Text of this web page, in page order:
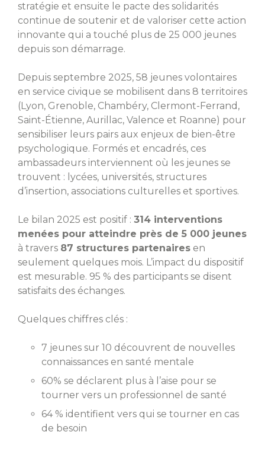
stratégie et ensuite le pacte des solidarités
continue de soutenir et de valoriser cette action
innovante qui a touché plus de 25 000 jeunes
depuis son démarrage.
Depuis septembre 2025, 58 jeunes volontaires
en service civique se mobilisent dans 8 territoires
(Lyon, Grenoble, Chambéry, Clermont-Ferrand,
Saint-Étienne, Aurillac, Valence et Roanne) pour
sensibiliser leurs pairs aux enjeux de bien-être
psychologique. Formés et encadrés, ces
ambassadeurs interviennent où les jeunes se
trouvent : lycées, universités, structures
d’insertion, associations culturelles et sportives.
Le bilan 2025 est positif : 314 interventions
menées pour atteindre près de 5 000 jeunes
à travers 87 structures partenaires en
seulement quelques mois. L’impact du dispositif
est mesurable. 95 % des participants se disent
satisfaits des échanges.
Quelques chiffres clés :
7 jeunes sur 10 découvrent de nouvelles
connaissances en santé mentale
60% se déclarent plus à l’aise pour se
tourner vers un professionnel de santé
64 % identifient vers qui se tourner en cas
de besoin